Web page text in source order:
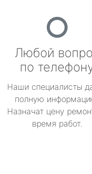
Любой
по
Наши специалисты
полную
Назначат цену
время работ.